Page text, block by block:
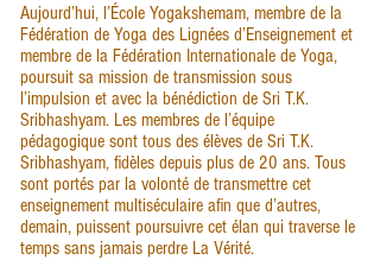
Aujourd’hui, l’École Yogakshemam, membre de la
Fédération de Yoga des Lignées d’Enseignement et
membre de la Fédération Internationale de Yoga,
poursuit sa mission de transmission sous
l’impulsion et avec la bénédiction de Sri T.K.
Sribhashyam. Les membres de l’équipe
pédagogique sont tous des élèves de Sri T.K.
Sribhashyam, fidèles depuis plus de 20 ans. Tous
sont portés par la volonté de transmettre cet
enseignement multiséculaire afin que d’autres,
demain, puissent poursuivre cet élan qui traverse le
temps sans jamais perdre La Vérité.